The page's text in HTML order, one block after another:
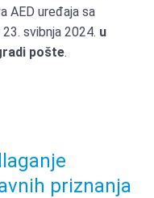
AED uređaja sa
svibnja 2024. u
pošte.
priznanja